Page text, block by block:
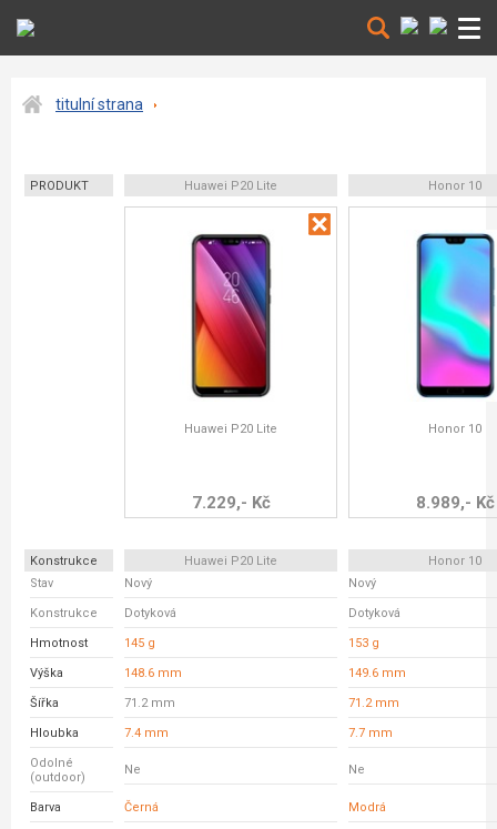
titulní strana
PRODUKT Huawei P20 Lite Honor 10
Huawei P20 Lite
7.229,- Kč
Honor 10
8.989,- Kč
Konstrukce Huawei P20 Lite
Honor 10
Stav
Nový Nový
Konstrukce Dotyková Dotyková
Hmotnost 145 g 153 g
Výška 148.6 mm 149.6 mm
Šířka 71.2 mm 71.2 mm
Hloubka 7.4 mm 7.7 mm
Odolné
(outdoor)
Ne Ne
Barva Černá Modrá